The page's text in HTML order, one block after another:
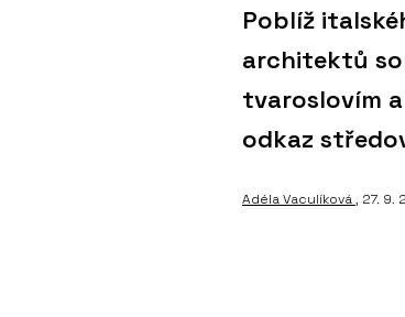
Poblíž
architektů
tvaroslovím
odkaz
Adéla Vaculíková, 27. 9.